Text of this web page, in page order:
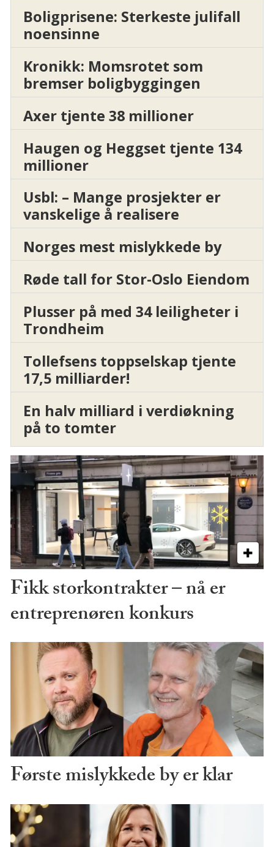
Boligprisene: Sterkeste julifall
noensinne
Kronikk: Momsrotet som
bremser boligbyggingen
Axer tjente 38 millioner
Haugen og Heggset tjente 134
millioner
Usbl: – Mange prosjekter er
vanskelige å realisere
Norges mest mislykkede by
Røde tall for Stor-Oslo Eiendom
Plusser på med 34 leiligheter i
Trondheim
Tollefsens toppselskap tjente
17,5 milliarder!
En halv milliard i verdiøkning
på to tomter
Fikk storkontrakter – nå er
entreprenøren konkurs
Første mislykkede by er klar